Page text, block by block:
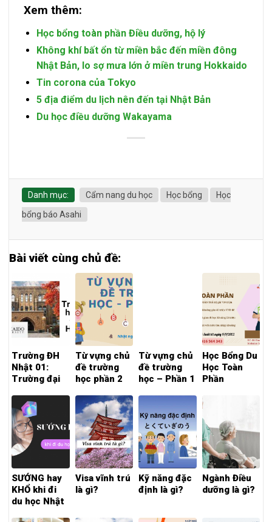
Xem thêm:
Học bổng toàn phần Điều dưỡng, hộ lý
Không khí bất ổn từ miền bắc đến miền đông
Nhật Bản, lo sợ mưa lớn ở miền trung Hokkaido
Tin corona của Tokyo
5 địa điểm du lịch nên đến tại Nhật Bản
Du học điều dưỡng Wakayama
Danh mục: Cẩm nang du học Học bổng
Học
bổng báo Asahi
Bài viết cùng chủ đề:
Trường ĐH
Nhật 01:
Trường đại
Hokkaido
Từ vựng chủ
đề trường
học phần 2
Từ vựng chủ
đề trường
học – Phần 1
Học Bổng Du
Học Toàn
Phần
SƯỚNG hay
KHỔ khi đi
du học Nhật
Visa vĩnh trú
là gì?
Kỹ năng đặc
định là gì?
Ngành Điều
dưỡng là gì?